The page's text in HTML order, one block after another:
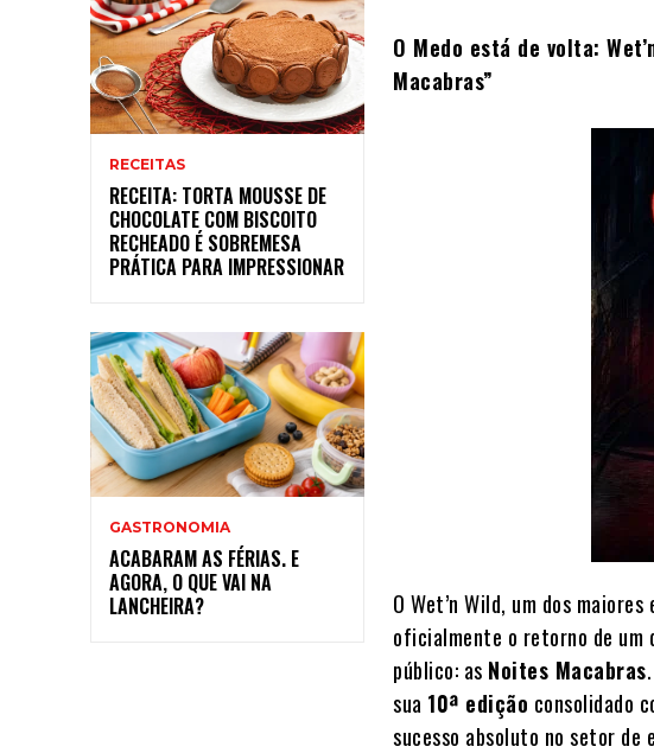
RECEITAS
RECEITA: TORTA MOUSSE DE
CHOCOLATE COM BISCOITO
RECHEADO É SOBREMESA
PRÁTICA PARA IMPRESSIONAR
GASTRONOMIA
ACABARAM AS FÉRIAS. E
AGORA, O QUE VAI NA
LANCHEIRA?
O Medo está de volta:
Macabras”
O Wet’n Wild, um dos
oficialmente o retorno de um
público: as Noites Macabras
sua 10ª edição consolidado
sucesso absoluto no setor